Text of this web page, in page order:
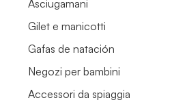
Asciugamani
Gilet e manicotti
Gafas de natación
Negozi per bambini
Accessori da spiaggia